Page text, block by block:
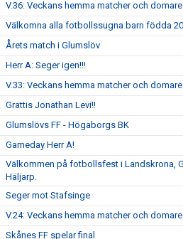
V.36: Veckans hemma matcher och domare
Välkomna alla fotbollssugna barn födda
Årets match i Glumslöv
Herr A: Seger igen!!!
V.33: Veckans hemma matcher och domare
Grattis Jonathan Levi!!
Glumslövs FF - Högaborgs BK
Gameday Herr A!
Välkommen på fotbollsfest i Landskrona,
Häljarp.
Seger mot Stafsinge
V.24: Veckans hemma matcher och domare
Skånes FF spelar final